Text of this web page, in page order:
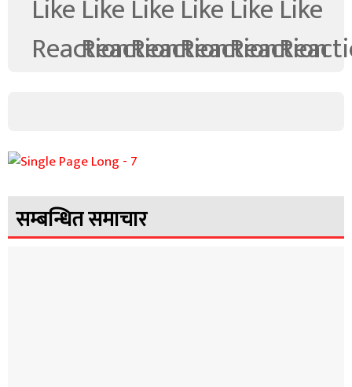
सम्बन्धित समाचार